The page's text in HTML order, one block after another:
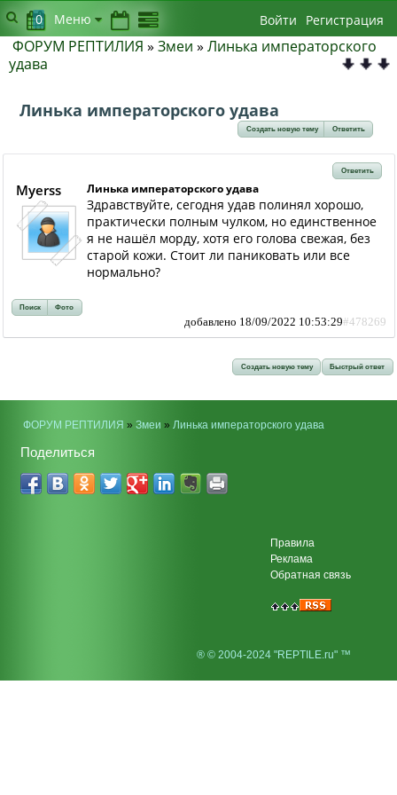
ФОРУМ РЕПТИЛИЯ » Змеи » Линька императорского
удава
Линька императорского удава
Создать новую тему Ответить
Ответить
Myerss Линька императорского удава
Здравствуйте, сегодня удав полинял хорошо,
практически полным чулком, но единственное
я не нашёл морду, хотя его голова свежая, без
старой кожи. Стоит ли паниковать или все
нормально?
Поиск Фото
добавлено 18/09/2022 10:53:29#478269
Создать новую тему Быстрый ответ
0 Меню Войти Регистрация
ФОРУМ РЕПТИЛИЯ » Змеи » Линька императорского удава
Поделиться
Правила
Реклама
Обратная связь
® © 2004-2024 "REPTILE.ru" ™